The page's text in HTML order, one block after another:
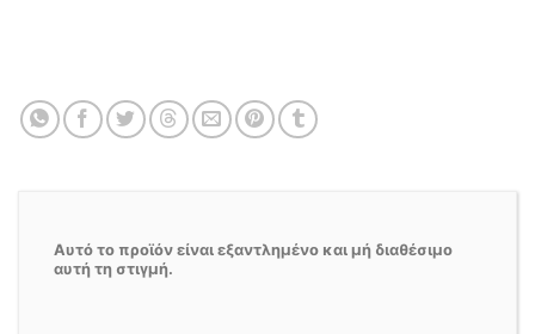
Αυτό το προϊόν είναι εξαντλημένο και μή διαθέσιμο
αυτή τη στιγμή.